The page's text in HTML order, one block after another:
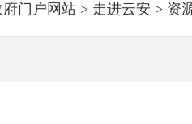
门户网站 > 走进云安 > 资